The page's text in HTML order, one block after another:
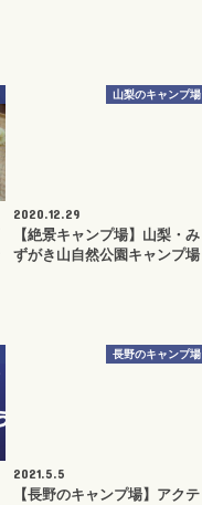
山梨のキャンプ場
2020.12.29
【絶景キャンプ場】山梨・み
ずがき山自然公園キャンプ場
長野のキャンプ場
2021.5.5
【長野のキャンプ場】アクテ